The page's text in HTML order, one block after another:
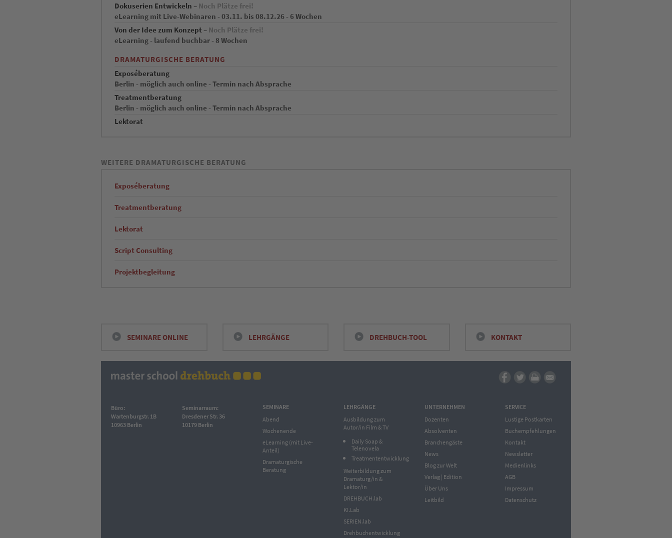
Dokuserien Entwickeln – Noch Plätze frei!
eLearning mit Live-Webinaren - 03.11. bis 08.12.26 - 6 Wochen
Von der Idee zum Konzept – Noch Plätze frei!
eLearning - laufend buchbar - 8 Wochen
DRAMATURGISCHE BERATUNG
Exposéberatung
Berlin - möglich auch online - Termin nach Absprache
Treatmentberatung
Berlin - möglich auch online - Termin nach Absprache
Lektorat
WEITERE DRAMATURGISCHE BERATUNG
Exposéberatung
Treatmentberatung
Lektorat
Script Consulting
Projektbegleitung
SEMINARE ONLINE LEHRGÄNGE DREHBUCH-TOOL KONTAKT
Büro:
Wartenburgstr. 1B
10963 Berlin
Seminarraum:
Dresdener Str. 36
10179 Berlin
SEMINARE
Abend
Wochenende
eLearning (mit Live-
Anteil)
Dramaturgische
Beratung
LEHRGÄNGE
Ausbildung zum
Autor/in Film & TV
Daily Soap &
Telenovela
Treatmententwicklung
Weiterbildung zum
Dramaturg/in &
Lektor/in
DREHBUCH.lab
KI.Lab
SERIEN.lab
Drehbuchentwicklung
UNTERNEHMEN
Dozenten
Absolventen
Branchengäste
News
Blog zur Welt
Verlag | Edition
Über Uns
Leitbild
SERVICE
Lustige Postkarten
Buchempfehlungen
Kontakt
Newsletter
Medienlinks
AGB
Impressum
Datenschutz